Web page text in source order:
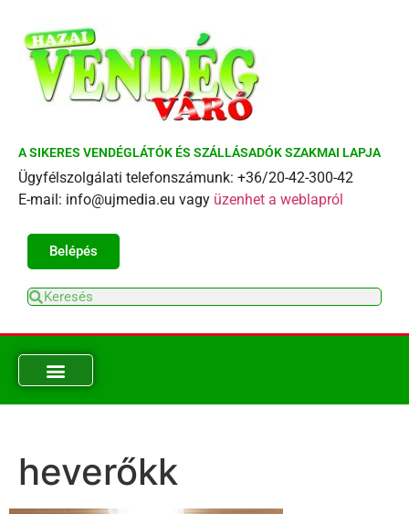
A SIKERES VENDÉGLÁTÓK ÉS SZÁLLÁSADÓK SZAKMAI LAPJA
Ügyfélszolgálati telefonszámunk: +36/20-42-300-42
E-mail: info@ujmedia.eu vagy üzenhet a weblapról
Belépés
heverőkk